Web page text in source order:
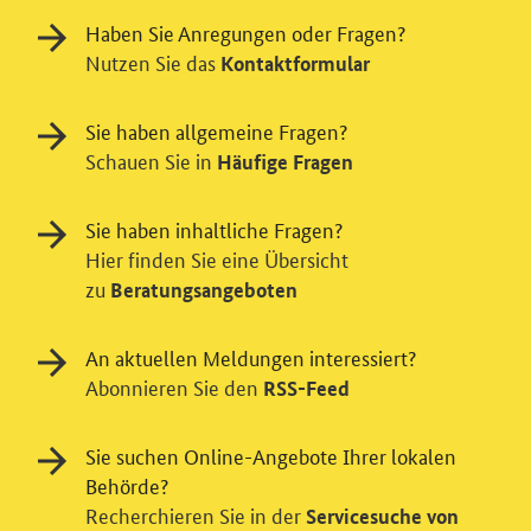
Einwilligung in Tracking und / oder
Wir bitten Sie an dieser Stelle um Ihre Einwilligung für
verschiedene Zusatzdienste unserer Webseite: Wir
datenschutzfreundlicher Statistiken verstehen, um
unsere Öffentlichkeitsarbeit zu verbessern. Zusätzlich
können Sie in die Nutzung eines Videodienstes
Haben Sie Anregungen oder Fragen?
Nutzen Sie das Kontaktformular
Sie haben allgemeine Fragen?
Schauen Sie in Häufige Fragen
Sie haben inhaltliche Fragen?
Hier finden Sie eine Übersicht
zu Beratungsangeboten
An aktuellen Meldungen interessiert?
Abonnieren Sie den RSS-Feed
Sie suchen Online-Angebote Ihrer lokalen
Behörde?
Recherchieren Sie in der Servicesuche von